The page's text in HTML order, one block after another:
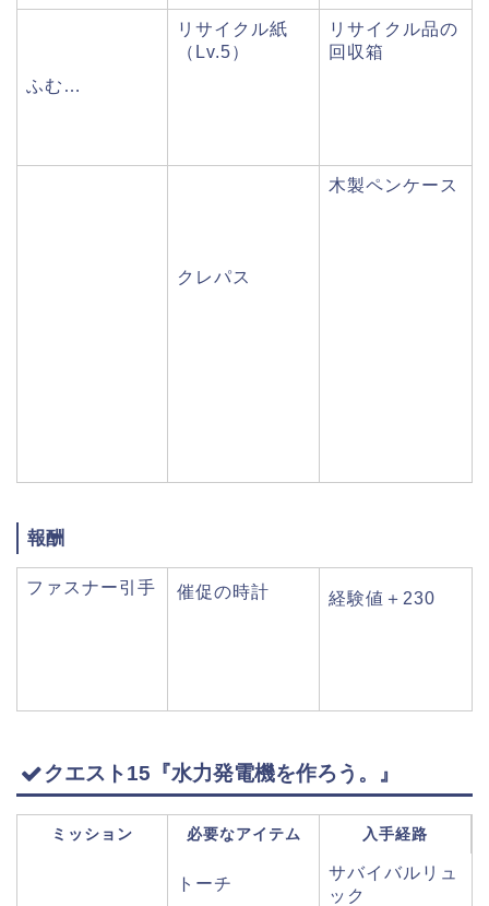
ふむ…
リサイクル紙
（Lv.5）
リサイクル品の
回収箱
クレパス
木製ペンケース
報酬
ファスナー引手 催促の時計 経験値＋230
クエスト15『水力発電機を作ろう。』
ミッション 必要なアイテム 入手経路
トーチ
サバイバルリュ
ック